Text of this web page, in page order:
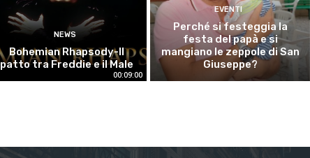
00:09:00
NEWS
Bohemian Rhapsody-Il
patto tra Freddie e il Male
EVENTI
Perché si festeggia la
festa del papà e si
mangiano le zeppole di San
Giuseppe?